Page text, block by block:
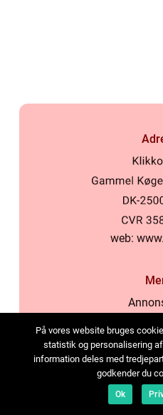
web:
På vores website bruges
statistik og personalisering
information deles med
godkender du
Ok